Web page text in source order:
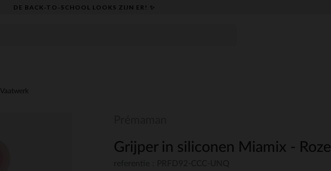
DE BACK-TO-SCHOOL LOOKS ZIJN ER! ✨
Vaatwerk
Grijper in siliconen Miamix - Roze